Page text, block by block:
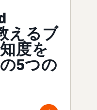
えるブ
度を
5つの